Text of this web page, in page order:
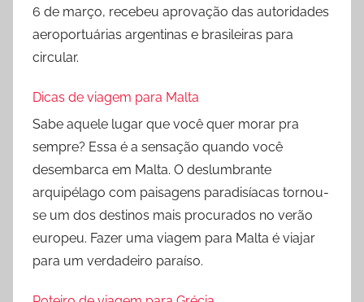
6 de março, recebeu aprovação das autoridades
aeroportuárias argentinas e brasileiras para
circular.
Dicas de viagem para Malta
Sabe aquele lugar que você quer morar pra
sempre? Essa é a sensação quando você
desembarca em Malta. O deslumbrante
arquipélago com paisagens paradisíacas tornou-
se um dos destinos mais procurados no verão
europeu. Fazer uma viagem para Malta é viajar
para um verdadeiro paraíso.